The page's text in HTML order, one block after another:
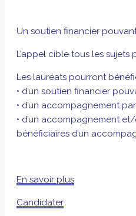
Un soutien financier
L’appel cible tous les
Les lauréats pourront
• d’un soutien financier
• d’un accompagnement
• d’un accompagnement
bénéficiaires d’un
En savoir plus
Candidater